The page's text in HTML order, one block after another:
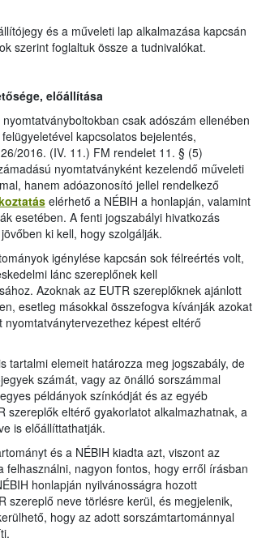
és a műveleti lap alkalmazása kapcsán
szerint foglaltuk össze a tudnivalókat.
előállítása
csak adószám ellenében
kapcsolatos bejelentés,
2016. (IV. 11.) FM rendelet 11. § (5)
nyomtatványként kezelendő műveleti
hanem adóazonosító jellel rendelkező
elérhető a NÉBIH a honlapján, valamint
esetében. A fenti jogszabályi hivatkozás
ki kell, hogy szolgálják.
igénylése kapcsán sok félreértés volt,
lánc szereplőnek kell
Azoknak az EUTR szereplőknek ajánlott
esetleg másokkal összefogva kívánják azokat
képest eltérő
tartalmi elemeit határozza meg jogszabály, de
számát, vagy az önálló sorszámmal
példányok színkódját és az egyéb
szereplők eltérő gyakorlatot alkalmazhatnak, a
is előállíttathatják.
és a NÉBIH kiadta azt, viszont az
nagyon fontos, hogy erről írásban
honlapján nyilvánosságra hozott
szereplő neve törlésre kerül, és megjelenik,
hogy az adott sorszámtartománnyal